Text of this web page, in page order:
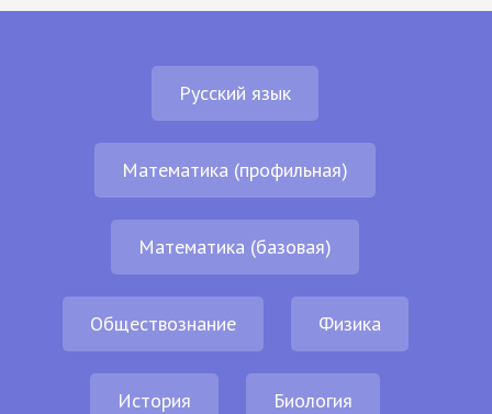
Русский язык
Математика (профильная)
Математика (базовая)
Обществознание Физика
История Биология